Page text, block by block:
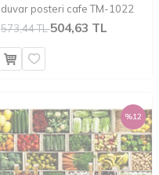
duvar posteri cafe TM-1022
573,44 TL504,63 TL
%12